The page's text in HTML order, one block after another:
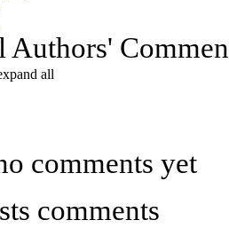
Authors'
all
comments yet
comments